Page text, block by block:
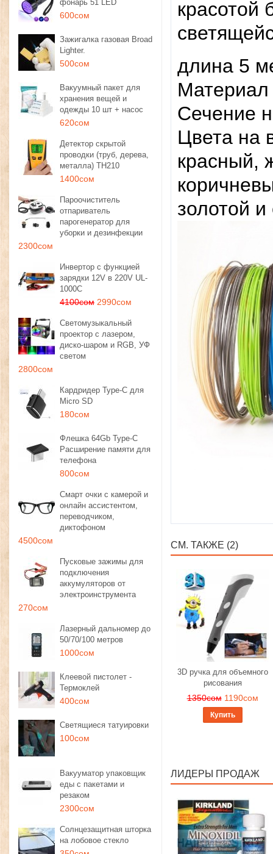
фонарь 51 LED
600сом
Зажигалка газовая Broad
Lighter.
500сом
Вакуумный пакет для
хранения вещей и
одежды 10 шт + насос
620сом
Детектор скрытой
проводки (труб, дерева,
металла) TH210
1400сом
Пароочиститель
отпариватель
парогенератор для
уборки и дезинфекции
2300сом
Инвертор с функцией
зарядки 12V в 220V UL-
1000C
4100сом 2990сом
Светомузыкальный
проектор с лазером,
диско-шаром и RGB, УФ
светом
2800сом
Кардридер Type-C для
Micro SD
180сом
Флешка 64Gb Type-C
Расширение памяти для
телефона
800сом
Смарт очки с камерой и
онлайн ассистентом,
переводчиком,
диктофоном
4500сом
Пусковые зажимы для
подключения
аккумуляторов от
электроинструмента
270сом
Лазерный дальномер до
50/70/100 метров
1000сом
Клеевой пистолет -
Термоклей
400сом
Светящиеся татуировки
100сом
Вакууматор упаковщик
еды с пакетами и
резаком
2300сом
Солнцезащитная шторка
на лобовое стекло
красотой
длина 5
Материал
Сечение
Цвета на
красный,
золотой
СМ. ТАКЖЕ (2)
3D ручка для объемного
рисования
1350сом 1190сом
Купить
ЛИДЕРЫ ПРОДАЖ